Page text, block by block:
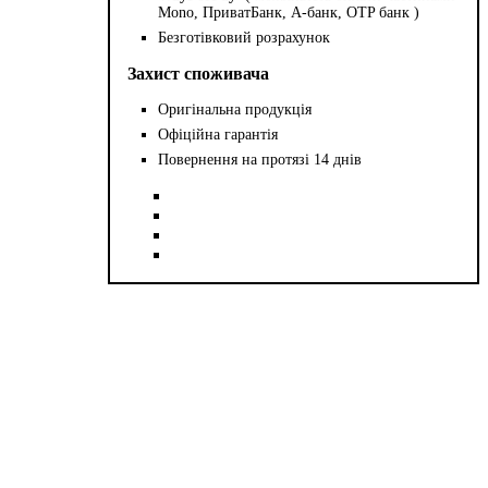
Mono, ПриватБанк, А-банк, OTP банк )
Безготівковий розрахунок
Захист споживача
Оригінальна продукція
Офіційна гарантія
Повернення на протязі 14 днів